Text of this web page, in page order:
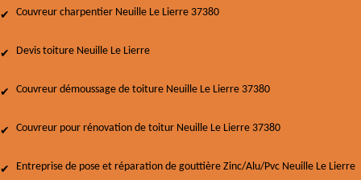
Couvreur charpentier Neuille Le Lierre 37380
Devis toiture Neuille Le Lierre
Couvreur démoussage de toiture Neuille Le Lierre 37380
Couvreur pour rénovation de toitur Neuille Le Lierre 37380
Entreprise de pose et réparation de gouttière Zinc/Alu/Pvc Neuille Le Lierre